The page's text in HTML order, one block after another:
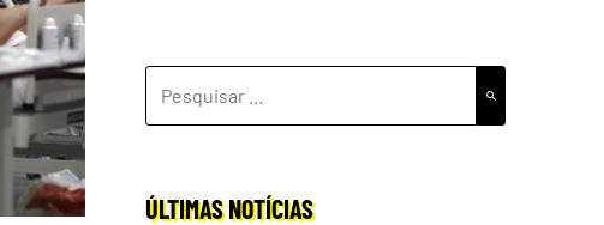
POR:
ÚLTIMAS NOTÍCIAS